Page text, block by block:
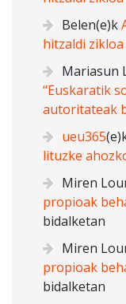
Belen(e)k
hitzaldi
Mariasun
“Euskaratik
autoritateak
ueu365
lituzke
Miren
propioak
bidalketan
Miren
propioak
bidalketan